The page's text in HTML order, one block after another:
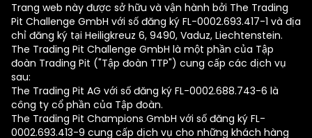
Trang web này được sở hữu và vận hành bởi The Trading
Pit Challenge GmbH với số đăng ký FL-0002.693.417-1 và địa
chỉ đăng ký tại Heiligkreuz 6, 9490, Vaduz, Liechtenstein.
The Trading Pit Challenge GmbH là một phần của Tập
đoàn Trading Pit ("Tập đoàn TTP") cung cấp các dịch vụ
sau:
The Trading Pit AG với số đăng ký FL-0002.688.743-6 là
công ty cổ phần của Tập đoàn.
The Trading Pit Champions GmbH với số đăng ký FL-
0002.693.413-9 cung cấp dịch vụ cho những khách hàng